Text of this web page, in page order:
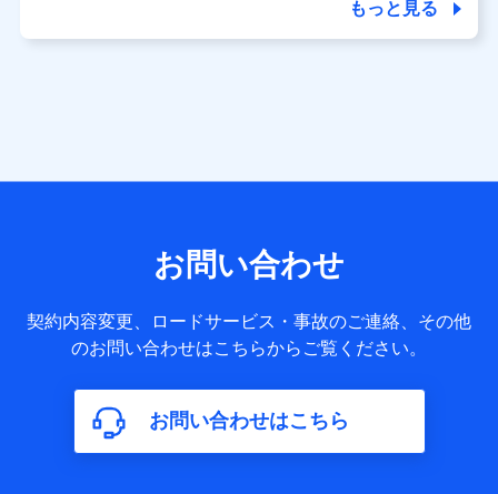
個人データは、こちら の利用目的の範囲内に限って共同利
用します。
サービス提供等を通じて取得した、以下の情報などの個人デ
基本情報
氏名、電話番号、メールアドレス、お客さまの識別子、
属性、連絡先、dポイントサービスのご利用に関する情
構成、住所、dポイント残高、dポイント利用履歴などが
含まれます。
利用情報
もっと見る
お問い合わせ
契約内容変更、ロードサービス・事故のご連絡、その他
のお問い合わせはこちらからご覧ください。
お問い合わせはこちら